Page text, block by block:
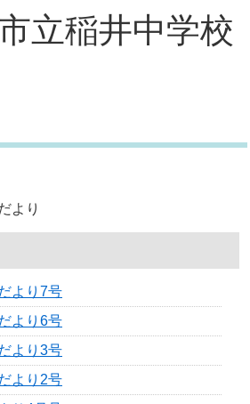
立稲井中学校
より
より7号
より6号
より3号
より2号